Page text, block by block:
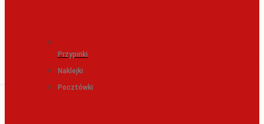
Przypinki
Naklejki
Pocztówki